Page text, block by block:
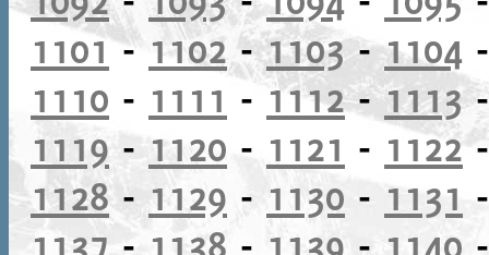
1101- 1102-1103-1104
1110 - 1111 - 1112-1113
1119-1120 - 1121 - 1122
1128- 1129 - 1130 - 1131
1137 - 1138 - 1139 - 1140